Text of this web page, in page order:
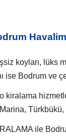
koyları, lüks
ise Bodrum ve
kiralama
ile